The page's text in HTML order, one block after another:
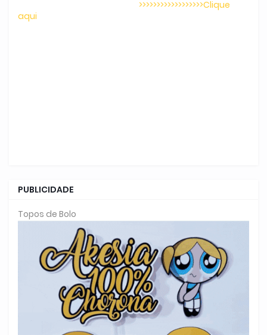
>>>>>>>>>>>>>>>>>>Clique
aqui
PUBLICIDADE
Topos de Bolo